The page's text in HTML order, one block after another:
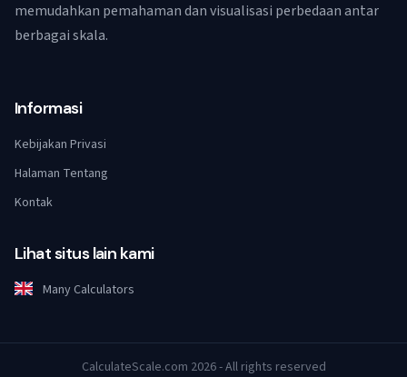
memudahkan pemahaman dan visualisasi perbedaan antar
berbagai skala.
Informasi
Kebijakan Privasi
Halaman Tentang
Kontak
Lihat situs lain kami
Many Calculators
CalculateScale.com 2026 - All rights reserved